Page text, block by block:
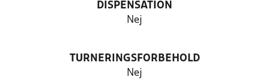
DISPENSATION
Nej
TURNERINGSFORBEHOLD
Nej